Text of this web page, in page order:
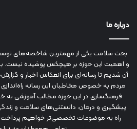
درباره ما
بحث سلامت یکی از مهمترین شاخصه‌های
و اهمیت این حوزه بر هیچکس پوشیده نیست.
آن شدیم تا رسانه‌ای برای انعکاس اخبار و
مردم به خصوص مخاطبان این رسانه راه‌اندازی
فرهنگسازی در این حوزه مطالب آموزشی
پیشگیری و درمان، دانستنی‌های سلامت و
راه به موضوعات تخصصی‌تر خواهیم پرداخت